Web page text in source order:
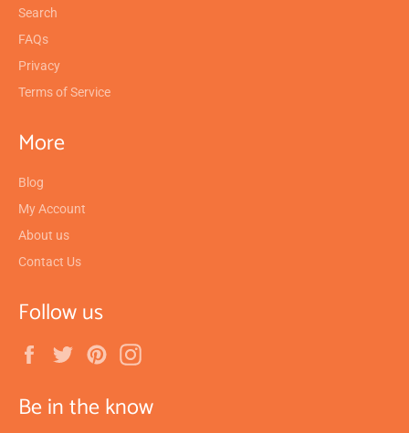
Search
FAQs
Privacy
Terms of Service
More
Blog
My Account
About us
Contact Us
Follow us
FacebookTwitterPinterest
Be in the know